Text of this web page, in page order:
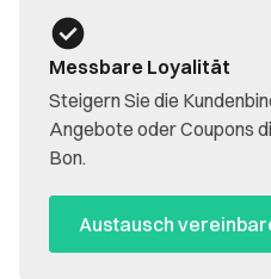
Messbare Loyalität
Steigern Sie die
Angebote oder Coupons
Bon.
Austausch